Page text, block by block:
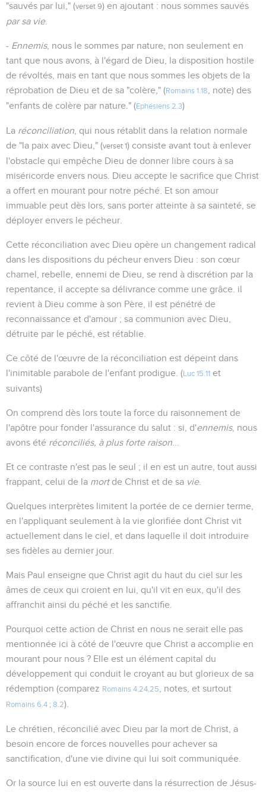
"sauvés par lui," (verset 9) en ajoutant : nous sommes sauvés
par sa vie.
- Ennemis, nous le sommes par nature, non seulement en
tant que nous avons, à l'égard de Dieu, la disposition hostile
de révoltés, mais en tant que nous sommes les objets de la
réprobation de Dieu et de sa "colère," (Romains 1.18
, note) des
"enfants de colère par nature." (Ephésiens 2.3)
La réconciliation , qui nous rétablit dans la relation normale
de "la paix avec Dieu," (verset 1) consiste avant tout à enlever
l'obstacle qui empêche Dieu de donner libre cours à sa
miséricorde envers nous. Dieu accepte le sacrifice que Christ
a offert en mourant pour notre péché. Et son amour
immuable peut dès lors, sans porter atteinte à sa sainteté, se
déployer envers le pécheur.
Cette réconciliation avec Dieu opère un changement radical
dans les dispositions du pécheur envers Dieu : son cœur
charnel, rebelle, ennemi de Dieu, se rend à discrétion par la
repentance, il accepte sa délivrance comme une grâce. il
revient à Dieu comme à son Père, il est pénétré de
reconnaissance et d'amour ; sa communion avec Dieu,
détruite par le péché, est rétablie.
Ce côté de l'œuvre de la réconciliation est dépeint dans
l'inimitable parabole de l'enfant prodigue. ( Luc 15.11 et
suivants)
On comprend dès lors toute la force du raisonnement de
l'apôtre pour fonder l'assurance du salut : si, d'ennemis, nous
avons été réconciliés, à plus forte raison
Et ce contraste n'est pas le seul ; il en est un autre, tout aussi
frappant, celui de la mortde Christ et de sa vie.
Quelques interprètes limitent la portée de ce dernier terme,
en l'appliquant seulement à la vie glorifiée dont Christ vit
actuellement dans le ciel, et dans laquelle il doit introduire
ses fidèles au dernier jour.
Mais Paul enseigne que Christ agit du haut du ciel sur les
âmes de ceux qui croient en lui, qu'il vit en eux, qu'il des
affranchit ainsi du péché et les sanctifie.
Pourquoi cette action de Christ en nous ne serait elle pas
mentionnée ici à côté de l'œuvre que Christ a accomplie en
mourant pour nous ? Elle est un élément capital du
développement qui conduit le croyant au but glorieux de sa
rédemption (comparez Romains 4.24,25 , notes, et surtout
Romains 6.4 ; 8.2).
Le chrétien, réconcilié avec Dieu par la mort de Christ, a
besoin encore de forces nouvelles pour achever sa
sanctification, d'une vie divine qui lui soit communiquée.
Or la source lui en est ouverte dans la résurrection de Jésus-